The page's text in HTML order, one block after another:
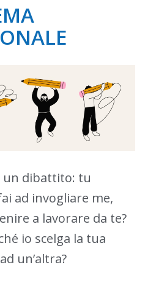
un dibattito: tu
ad invogliare me,
a lavorare da te?
io scelga la tua
un’altra?